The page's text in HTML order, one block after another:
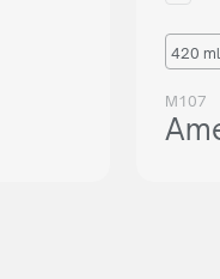
420 ml
M107